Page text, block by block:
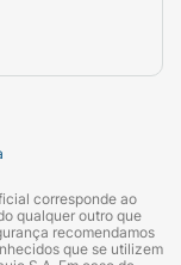
corresponde ao
qualquer outro que
recomendamos
que se utilizem